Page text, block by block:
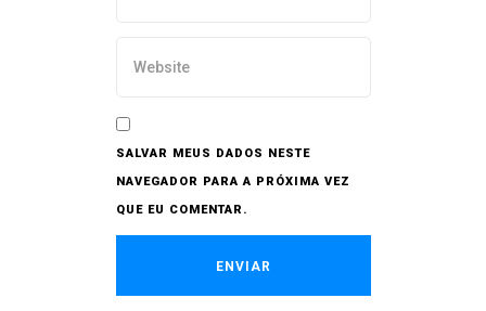
SALVAR MEUS DADOS NESTE
NAVEGADOR PARA A PRÓXIMA VEZ
QUE EU COMENTAR.